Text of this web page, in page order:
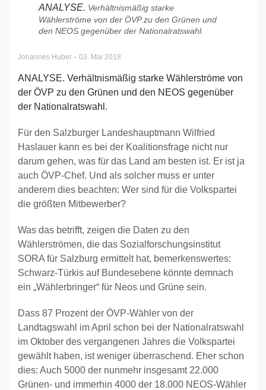
ANALYSE. Verhältnismäßig starke
Wählerströme von der ÖVP zu den Grünen und
den NEOS gegenüber der Nationalratswahl.
Johannes Huber - 03. Mai 2018
ANALYSE. Verhältnismäßig starke Wählerströme von
der ÖVP zu den Grünen und den NEOS gegenüber
der Nationalratswahl.
Für den Salzburger Landeshauptmann Wilfried
Haslauer kann es bei der Koalitionsfrage nicht nur
darum gehen, was für das Land am besten ist. Er ist ja
auch ÖVP-Chef. Und als solcher muss er unter
anderem dies beachten: Wer sind für die Volkspartei
die größten Mitbewerber?
Was das betrifft, zeigen die Daten zu den
Wählerströmen, die das Sozialforschungsinstitut
SORA für Salzburg ermittelt hat, bemerkenswertes:
Schwarz-Türkis auf Bundesebene könnte demnach
ein „Wählerbringer“ für Neos und Grüne sein.
Dass 87 Prozent der ÖVP-Wähler von der
Landtagswahl im April schon bei der Nationalratswahl
im Oktober des vergangenen Jahres die Volkspartei
gewählt haben, ist weniger überraschend. Eher schon
dies: Auch 5000 der nunmehr insgesamt 22.000
Grünen- und immerhin 4000 der 18.000 NEOS-Wähler